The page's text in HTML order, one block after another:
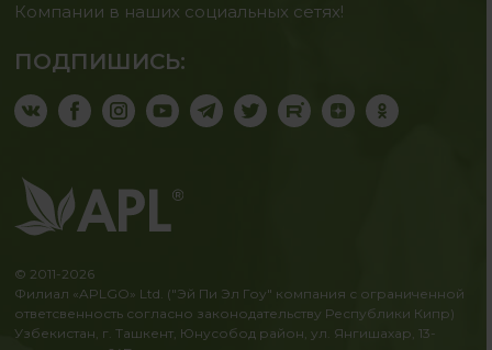
Компании в наших социальных сетях!
ПОДПИШИСЬ:
© 2011-2026
Филиал «APLGO» Ltd. ("Эй Пи Эл Гоу" компания с ограниченной
ответсвенность согласно законодательству Республики Кипр)
Узбекистан, г. Ташкент, Юнусобод район, ул. Янгишахар, 13-